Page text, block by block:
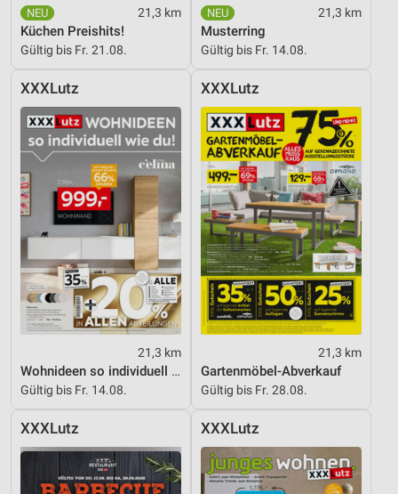
21,3 km
Küchen Preishits!
Gültig bis Fr. 21.08.
21,3 km
Musterring
Gültig bis Fr. 14.08.
XXXLutz
21,3 km
Wohnideen so individuell wie du!
Gültig bis Fr. 14.08.
XXXLutz
21,3 km
Gartenmöbel-Abverkauf
Gültig bis Fr. 28.08.
XXXLutz XXXLutz